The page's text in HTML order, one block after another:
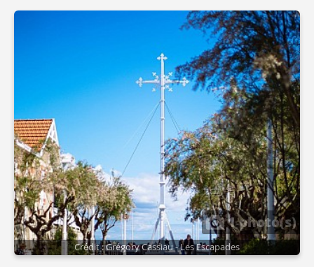
1 photo(s)
Crédit : Grégory Cassiau - Les Escapades